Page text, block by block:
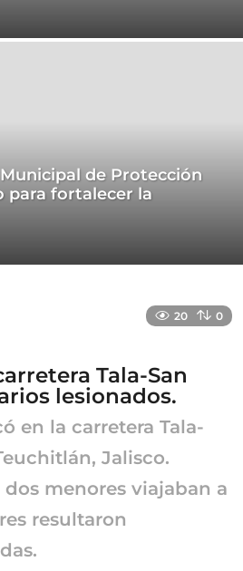
de Protección
para fortalecer la
20 0
Tala-San
lesionados.
en la carretera Tala-
Jalisco.
menores viajaban a
resultaron